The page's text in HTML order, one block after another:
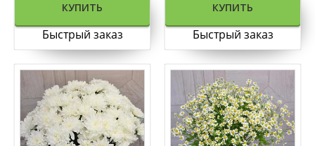
КУПИТЬ
Быстрый заказ
КУПИТЬ
Быстрый заказ